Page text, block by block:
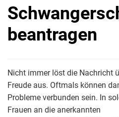
beantragen
Nicht immer löst die Nachricht
Freude aus. Oftmals können
Probleme verbunden sein. In
Frauen an die anerkannten